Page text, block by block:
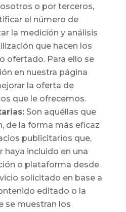
o por terceros,
el número de
la medición y análisis
que hacen los
ofertado. Para ello se
en nuestra página
la oferta de
que le ofrecemos.
Son aquéllas que
de la forma más eficaz
publicitarios que,
haya incluido en una
o plataforma desde
solicitado en base a
editado o la
se muestran los